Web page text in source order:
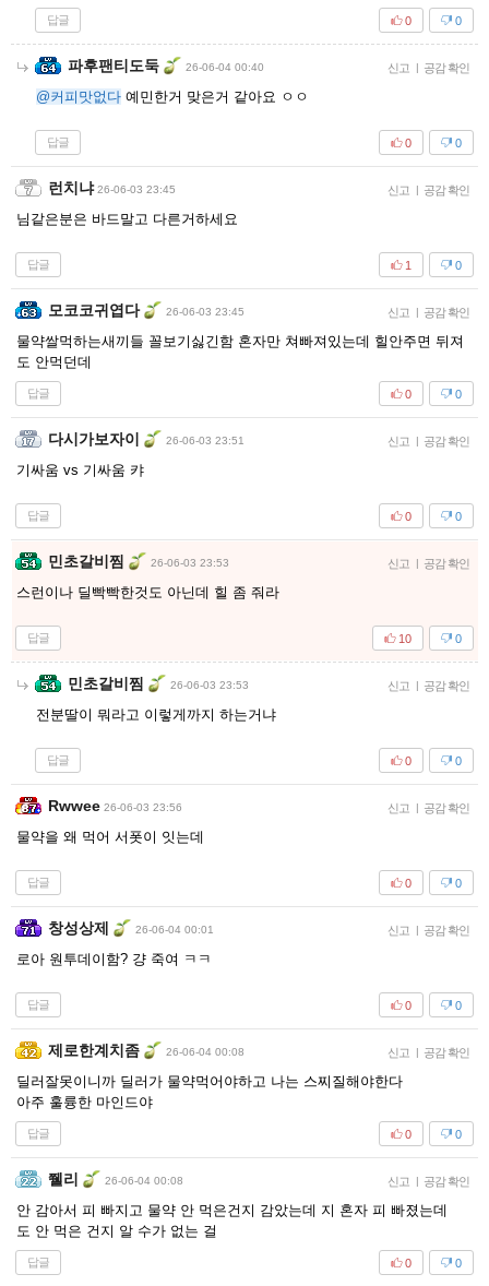
답글 0
0
파후팬티도둑 26-06-04 00:40 신고 | 공감 확인
@커피맛없다 예민한거 맞은거 같아요 ㅇㅇ
답글 0
0
런치냐 26-06-03 23:45 신고 | 공감 확인
님같은분은 바드말고 다른거하세요
답글 0
1
모코코귀엽다 26-06-03 23:45 신고 | 공감 확인
물약쌀먹하는새끼들 꼴보기싫긴함 혼자만 쳐빠져있는데 힐안주면 뒤져
도 안먹던데
답글 0
0
다시가보자이 26-06-03 23:51 신고 | 공감 확인
기싸움 vs 기싸움 캬
답글 0
0
민초갈비찜 26-06-03 23:53 신고 | 공감 확인
스런이나 딜빡빡한것도 아닌데 힐 좀 줘라
답글 0
10
민초갈비찜 26-06-03 23:53 신고 | 공감 확인
전분딸이 뭐라고 이렇게까지 하는거냐
답글 0
0
Rwwee 26-06-03 23:56 신고 | 공감 확인
물약을 왜 먹어 서폿이 잇는데
답글 0
0
창성상제 26-06-04 00:01 신고 | 공감 확인
로아 원투데이함? 걍 죽여 ㅋㅋ
답글 0
0
제로한계치좀 26-06-04 00:08 신고 | 공감 확인
딜러잘못이니까 딜러가 물약먹어야하고 나는 스찌질해야한다
아주 훌륭한 마인드야
답글 0
0
쮈리 26-06-04 00:08 신고 | 공감 확인
안 감아서 피 빠지고 물약 안 먹은건지 감았는데 지 혼자 피 빠졌는데
도 안 먹은 건지 알 수가 없는 걸
답글 0
0